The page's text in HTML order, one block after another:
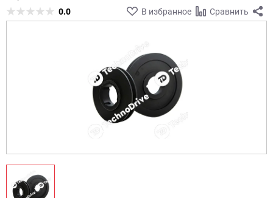
0.0 В избранное Сравнить